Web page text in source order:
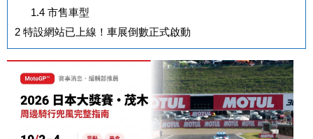
1.4市售車型
2 特設網站已上線！車展倒數正式啟動